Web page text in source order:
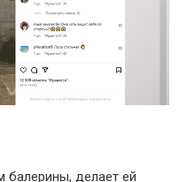
балерины, делает ей